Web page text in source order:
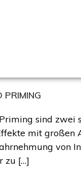
PRIMING
sind zwei
mit großen
von
zu […]